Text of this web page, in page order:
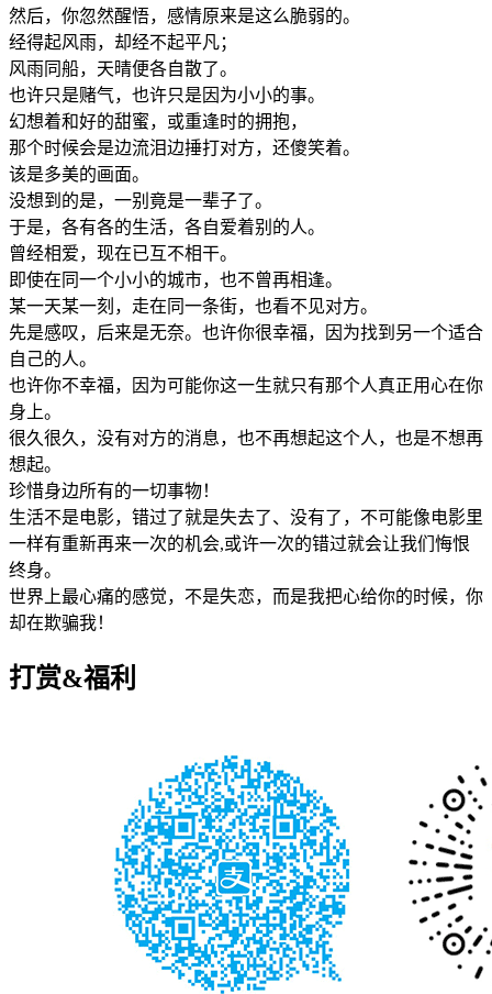
然后，你忽然醒悟，感情原来是这么脆弱的。
经得起风雨，却经不起平凡；
风雨同船，天晴便各自散了。
也许只是赌气，也许只是因为小小的事。
幻想着和好的甜蜜，或重逢时的拥抱，
那个时候会是边流泪边捶打对方，还傻笑着。
该是多美的画面。
没想到的是，一别竟是一辈子了。
于是，各有各的生活，各自爱着别的人。
曾经相爱，现在已互不相干。
即使在同一个小小的城市，也不曾再相逢。
某一天某一刻，走在同一条街，也看不见对方。
先是感叹，后来是无奈。也许你很幸福，因为找到另一个适合
自己的人。
也许你不幸福，因为可能你这一生就只有那个人真正用心在你
身上。
很久很久，没有对方的消息，也不再想起这个人，也是不想再
想起。
珍惜身边所有的一切事物！
生活不是电影，错过了就是失去了、没有了，不可能像电影里
一样有重新再来一次的机会,或许一次的错过就会让我们悔恨
终身。
世界上最心痛的感觉，不是失恋，而是我把心给你的时候，你
却在欺骗我！
打赏&福利